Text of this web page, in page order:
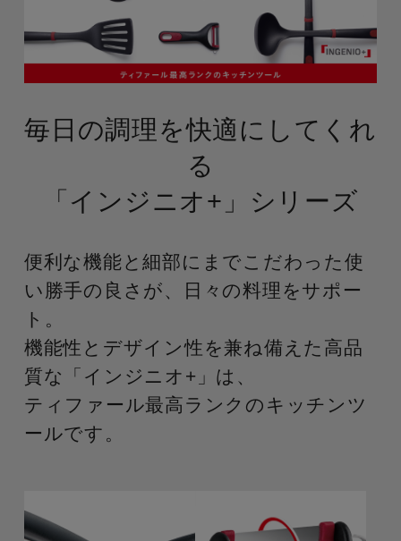
毎日の調理を快適にしてくれ
る
「インジニオ+」シリーズ
便利な機能と細部にまでこだわった使
い勝手の良さが、日々の料理をサポー
ト。
機能性とデザイン性を兼ね備えた高品
質な「インジニオ+」は、
ティファール最高ランクのキッチンツ
ールです。